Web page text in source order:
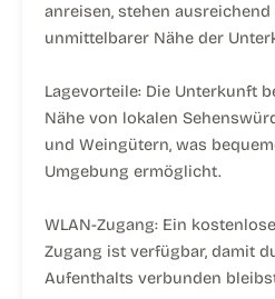
anreisen, stehen ausreichend
unmittelbarer Nähe der
Lagevorteile: Die Unterkunft
Nähe von lokalen
und Weingütern, was
Umgebung ermöglicht.
WLAN-Zugang: Ein
Zugang ist verfügbar, damit
Aufenthalts verbunden